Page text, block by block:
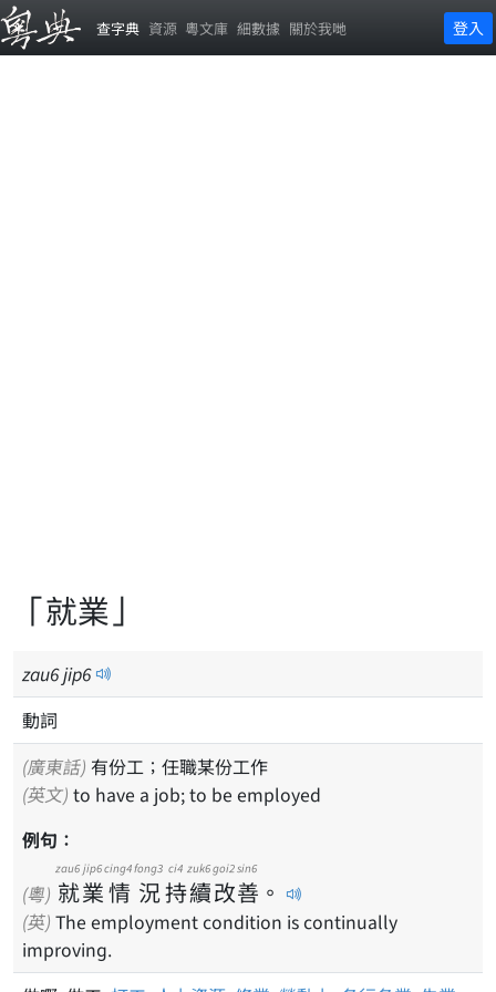
查字典 資源 粵文庫 細數據 關於我哋 登入
「就業」
zau6jip6
動詞
(廣東話) 有份工；任職某份工作
(英文) to have a job; to be employed
例句：
(粵) 就
zau6
業
jip6
情
cing4
況
fong3
持
ci4
續
zuk6
改
goi2
善
sin6
。
(英) The employment condition is continually
improving.